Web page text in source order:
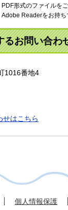
PDF形式のファイルを
Adobe Readerをお持ち
るお問い合わ
1016番地4
せはこちら
個人情報保護